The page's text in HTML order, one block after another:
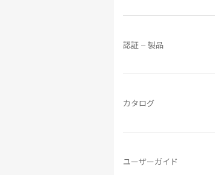
認証 – 製品
カタログ
ユーザーガイド